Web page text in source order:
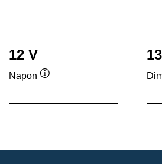
12 V
Napon